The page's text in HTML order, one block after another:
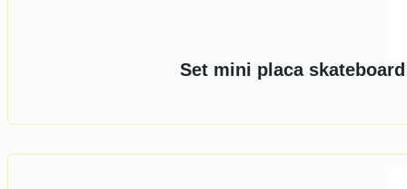
Set mini placa